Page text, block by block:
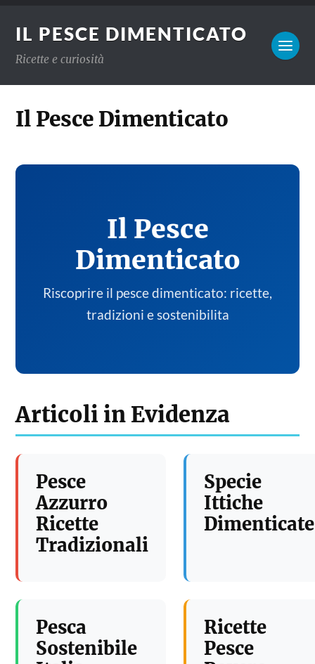
IL PESCE DIMENTICATO
Ricette e curiosità
Il Pesce Dimenticato
Il Pesce
Dimenticato
Riscoprire il pesce dimenticato: ricette,
tradizioni e sostenibilita
Articoli in Evidenza
Pesce
Azzurro
Ricette
Tradizionali
Specie
Ittiche
Dimenticate
Pesca
Sostenibile
Ricette
Pesce